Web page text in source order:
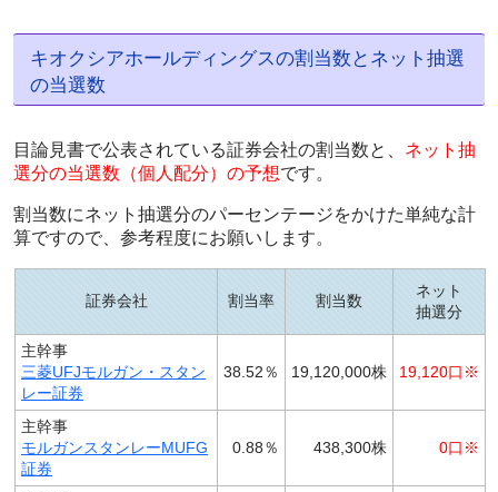
キオクシアホールディングスの割当数とネット抽選
の当選数
目論見書で公表されている証券会社の割当数と、 ネット抽
選分の当選数（個人配分）の予想です。
割当数にネット抽選分のパーセンテージをかけた単純な計
算ですので、参考程度にお願いします。
証券会社 割当率 割当数
ネット
抽選分
主幹事
三菱UFJモルガン・スタン
レー証券
38.52％ 19,120,000株 19,120口※
主幹事
モルガンスタンレーMUFG
証券
0.88％ 438,300株 0口※